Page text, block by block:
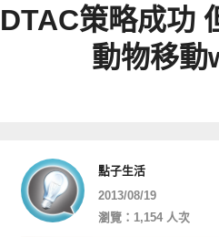
DTAC策略成功
動物移
點子生活
2013/08/19
瀏覽：1,154 人次